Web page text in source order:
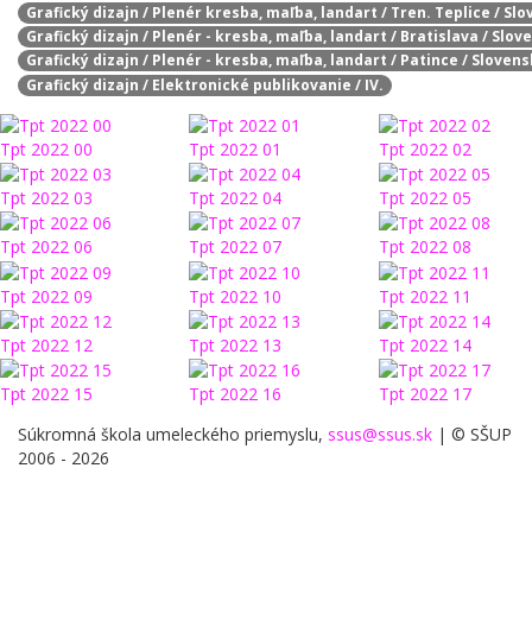
Grafický dizajn / Plenér kresba, maľba, landart / Tren. Teplice /
Grafický dizajn / Plenér - kresba, maľba, landart / Bratislava /
Grafický dizajn / Plenér - kresba, maľba, landart / Patince /
Grafický dizajn / Elektronické publikovanie / IV.
Tpt 2022 00 Tpt 2022 01 Tpt 2022 02
Tpt 2022 03 Tpt 2022 04 Tpt 2022 05
Tpt 2022 06 Tpt 2022 07 Tpt 2022 08
Tpt 2022 09 Tpt 2022 10 Tpt 2022 11
Tpt 2022 12 Tpt 2022 13 Tpt 2022 14
Tpt 2022 15 Tpt 2022 16
Tpt 2022 17
Súkromná škola umeleckého priemyslu, ssus@ssus.sk | © SŠUP
2006 - 2026